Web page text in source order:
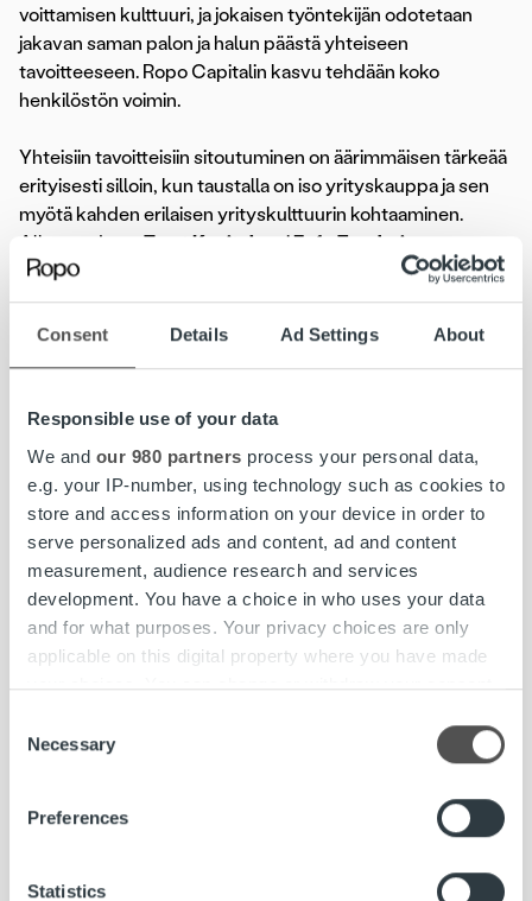
Consent Details Ad Settings About
Responsible use of your data
We and our 980 partners process your personal data,
e.g. your IP-number, using technology such as cookies to
store and access information on your device in order to
serve personalized ads and content, ad and content
measurement, audience research and services
development. You have a choice in who uses your data
and for what purposes. Your privacy choices are only
applicable on this digital property where you have made
your choices. You can change or withdraw your consent
the Privacy trigger icon.
Find out more about how your personal data is processed
and set your preferences in the
We use cookies to personalise content and ads, to
Selection
Necessary
Preferences
Statistics
voittamisen kulttuuri, ja jokaisen työntekijän odotetaan
jakavan saman palon ja halun päästä yhteiseen
tavoitteeseen. Ropo Capitalin kasvu tehdään koko
henkilöstön voimin.
Yhteisiin tavoitteisiin sitoutuminen on äärimmäisen tärkeää
erityisesti silloin, kun taustalla on iso yrityskauppa ja sen
myötä kahden erilaisen yrityskulttuurin kohtaaminen.
Alkuvuodesta Trust Kapital ostiEnfo Zenderin
tiedonvälitysliiketoiminnan ja yhdessä yhtiöistä syntyi nyt
lähes 150 henkilöä työllistävä Ropo Capital.
mentaliteettina oli enemmän tilanteen pitäminen ennallaan.
yrityskulttuuri on alkanut rakentua haluamallamme tavalla.
Meillä on todella hieno porukka kasassa ja rekrytoinneissa
painotetaan jatkossakin samaa draivia, Aurasmaa kuvailee.
Ropo Capitalin työyhteisöstä kertova artikkeli löytyy
Fakta-lehdestä otsikolla Siperiasta oppia
muutosvaiheisiin.
Siirry artikkeliin:
https://summa.talentum.fi/article/fa/7-8-2017/siperiasta-
Kuva: Fakta / Talentum Media